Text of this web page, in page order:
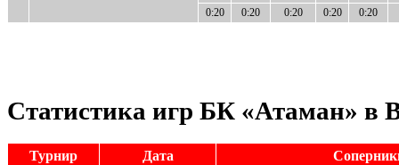
0:20
0:20 0:20 0:20 0:20
Статистика игр БК «Атаман» в
Турнир Дата